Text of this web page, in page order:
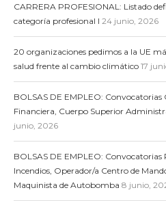
CARRERA PROFESIONAL: Listado
categoría profesional I 24 junio, 2026
20 organizaciones pedimos a la UE
salud frente al cambio climático 17
BOLSAS DE EMPLEO:
Financiera, Cuerpo Superior
junio, 2026
BOLSAS DE EMPLEO: Convocatorias
Incendios, Operador/a Centro de
Maquinista de Autobomba 8 junio,